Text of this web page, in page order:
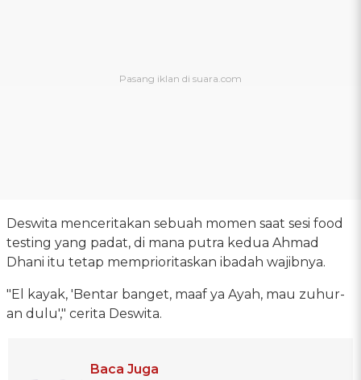
Deswita menceritakan sebuah momen saat sesi food
testing yang padat, di mana putra kedua Ahmad
Dhani itu tetap memprioritaskan ibadah wajibnya.
"El kayak, 'Bentar banget, maaf ya Ayah, mau zuhur-
an dulu'," cerita Deswita.
Baca Juga